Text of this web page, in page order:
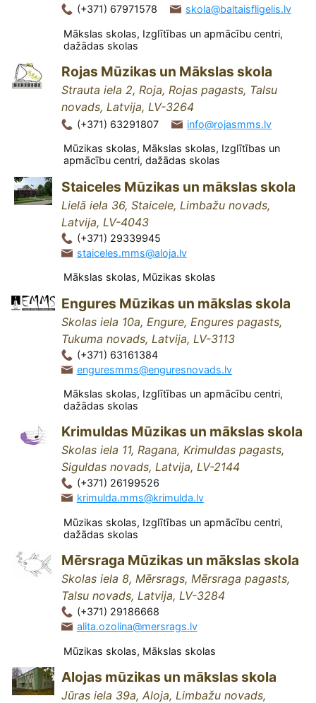
(+371) 67971578 skola@baltaisfligelis.lv
Mākslas skolas, Izglītības un apmācību centri,
dažādas skolas
Rojas Mūzikas un Mākslas skola
Strauta iela 2, Roja, Rojas pagasts, Talsu
novads, Latvija, LV-3264
(+371) 63291807 info@rojasmms.lv
Mūzikas skolas, Mākslas skolas, Izglītības un
apmācību centri, dažādas skolas
Staiceles Mūzikas un mākslas skola
Lielā iela 36, Staicele, Limbažu novads,
Latvija, LV-4043
(+371) 29339945
staiceles.mms@aloja.lv
Mākslas skolas, Mūzikas skolas
Engures Mūzikas un mākslas skola
Skolas iela 10a, Engure, Engures pagasts,
Tukuma novads, Latvija, LV-3113
(+371) 63161384
enguresmms@enguresnovads.lv
Mākslas skolas, Izglītības un apmācību centri,
dažādas skolas
Krimuldas Mūzikas un mākslas skola
Skolas iela 11, Ragana, Krimuldas pagasts,
Siguldas novads, Latvija, LV-2144
(+371) 26199526
krimulda.mms@krimulda.lv
Mūzikas skolas, Izglītības un apmācību centri,
dažādas skolas
Mērsraga Mūzikas un mākslas skola
Skolas iela 8, Mērsrags, Mērsraga pagasts,
Talsu novads, Latvija, LV-3284
(+371) 29186668
alita.ozolina@mersrags.lv
Mūzikas skolas, Mākslas skolas
Alojas mūzikas un mākslas skola
Jūras iela 39a, Aloja, Limbažu novads,